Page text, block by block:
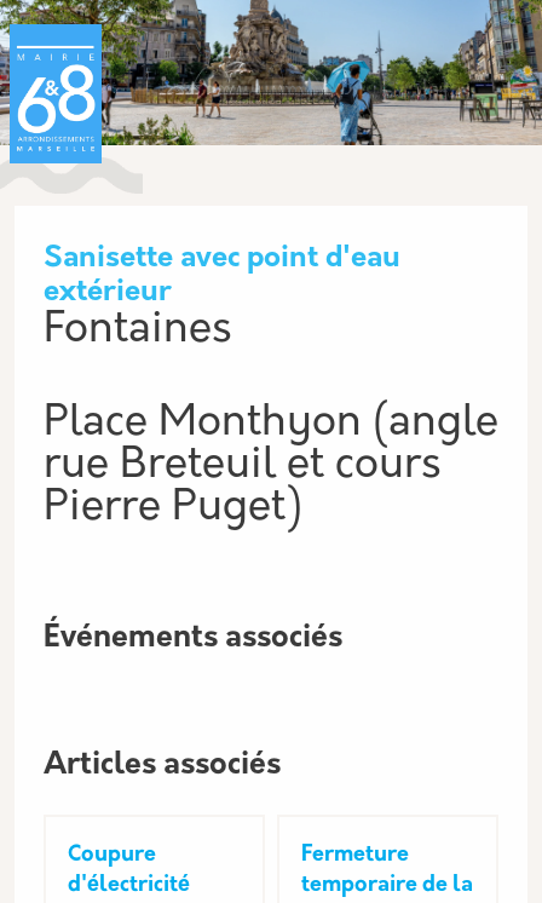
Aller au contenu principal
Sanisette avec point d'eau
extérieur
Fontaines
Place Monthyon (angle
rue Breteuil et cours
Pierre Puget)
Événements associés
Articles associés
Coupure
d'électricité
Fermeture
temporaire de la
Panneau de gestion des cookies